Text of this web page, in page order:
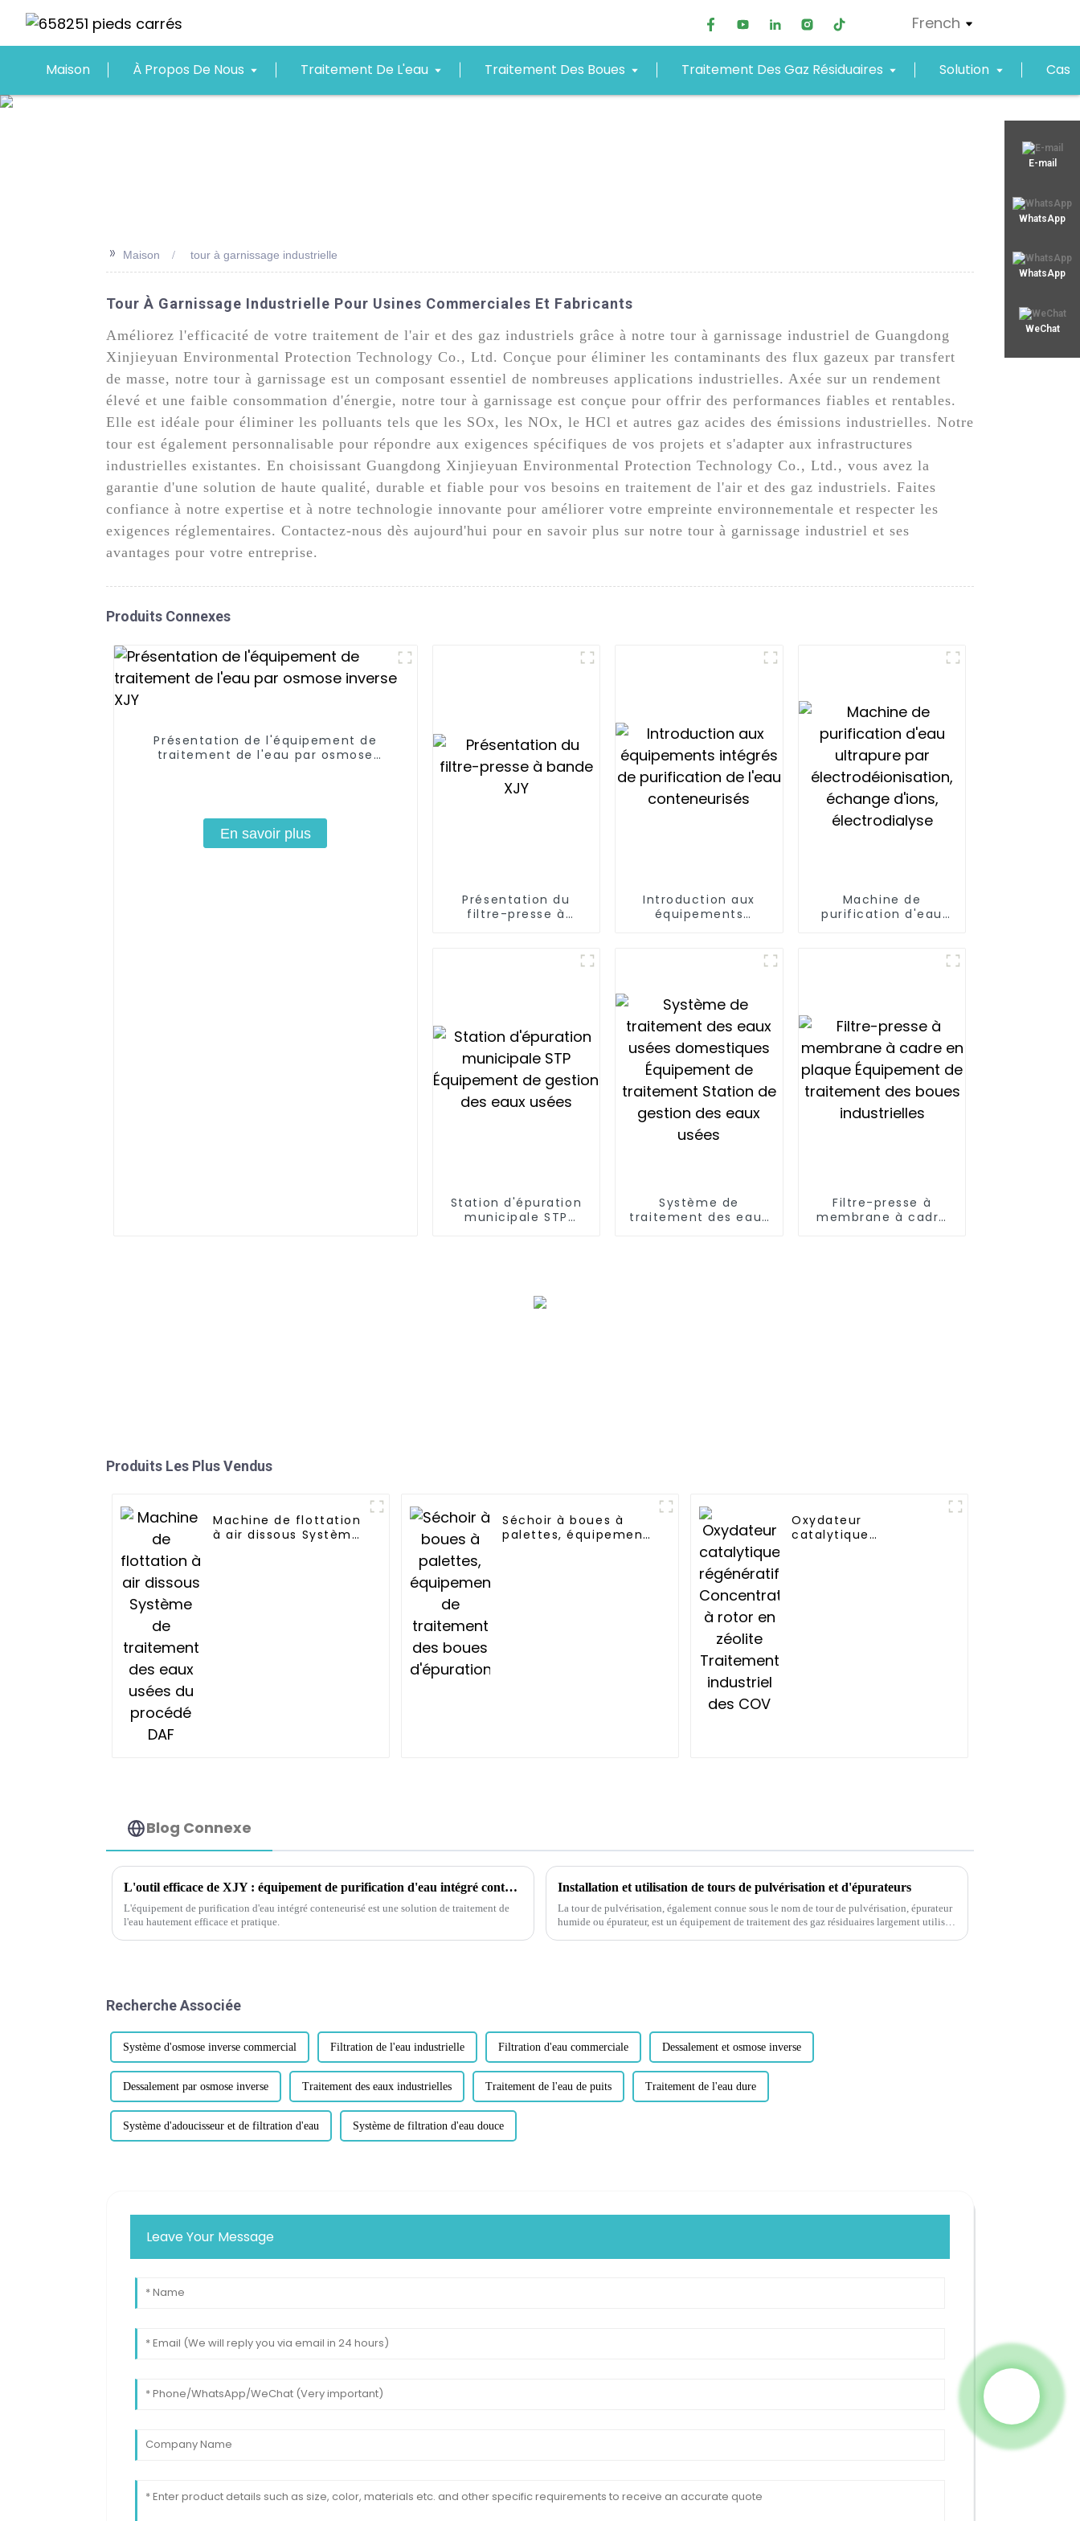
French
Maison À Propos De Nous Traitement De L'eau Traitement Des Boues Traitement Des Gaz Résiduaires Solution Cas
E-mail
xjy01@xjyept.com
WhatsApp
+8619867623549
WhatsApp
WeChat
>> Maison tour à garnissage industrielle
Tour À Garnissage Industrielle Pour Usines Commerciales Et Fabricants
Améliorez l'efficacité de votre traitement de l'air et des gaz industriels grâce à notre tour à garnissage industriel de Guangdong
Xinjieyuan Environmental Protection Technology Co., Ltd. Conçue pour éliminer les contaminants des flux gazeux par transfert
de masse, notre tour à garnissage est un composant essentiel de nombreuses applications industrielles. Axée sur un rendement
élevé et une faible consommation d'énergie, notre tour à garnissage est conçue pour offrir des performances fiables et rentables.
Elle est idéale pour éliminer les polluants tels que les SOx, les NOx, le HCl et autres gaz acides des émissions industrielles. Notre
tour est également personnalisable pour répondre aux exigences spécifiques de vos projets et s'adapter aux infrastructures
industrielles existantes. En choisissant Guangdong Xinjieyuan Environmental Protection Technology Co., Ltd., vous avez la
garantie d'une solution de haute qualité, durable et fiable pour vos besoins en traitement de l'air et des gaz industriels. Faites
confiance à notre expertise et à notre technologie innovante pour améliorer votre empreinte environnementale et respecter les
exigences réglementaires. Contactez-nous dès aujourd'hui pour en savoir plus sur notre tour à garnissage industriel et ses
avantages pour votre entreprise.
Produits Connexes
Présentation de l'équipement de
traitement de l'eau par osmose
En savoir plus
Présentation du
filtre-presse à
Introduction aux
équipements
Machine de
purification d'eau
Station d'épuration
municipale STP
Système de
traitement des eaux
Filtre-presse à
membrane à cadre
Produits Les Plus Vendus
Machine de flottation
à air dissous Système
Séchoir à boues à
palettes, équipement
Oxydateur
catalytique
Blog Connexe
L'outil efficace de XJY : équipement de purification d'eau intégré conteneurisé, une nouvelle solution pour l'approvisionnement mondial en eau
L'équipement de purification d'eau intégré conteneurisé est une solution de traitement de
l'eau hautement efficace et pratique.
Installation et utilisation de tours de pulvérisation et d'épurateurs
La tour de pulvérisation, également connue sous le nom de tour de pulvérisation, épurateur
humide ou épurateur, est un équipement de traitement des gaz résiduaires largement utilisé
Recherche Associée
Système d'osmose inverse commercial Filtration de l'eau industrielle Filtration d'eau commerciale Dessalement et osmose inverse
Dessalement par osmose inverse Traitement des eaux industrielles Traitement de l'eau de puits Traitement de l'eau dure
Système d'adoucisseur et de filtration d'eau Système de filtration d'eau douce
Leave Your Message